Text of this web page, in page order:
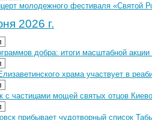
молодежного фестиваля «Святой
2026 г.
добра: итоги масштабной
храма участвует в
с частицами мощей святых отцов
прибывает чудотворный список